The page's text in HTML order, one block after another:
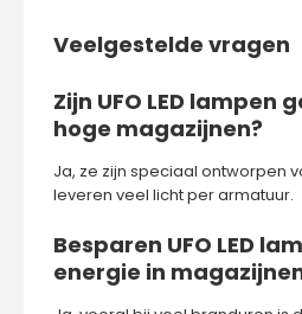
Veelgestelde vragen
Zijn UFO LED lampen
hoge magazijnen?
Ja, ze zijn speciaal ontworpen
leveren veel licht per armatuur.
Besparen UFO LED
energie in